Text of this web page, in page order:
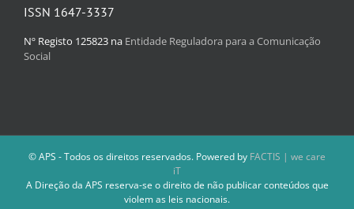
ISSN 1647-3337
Nº Registo 125823 na Entidade Reguladora para a Comunicação
Social
© APS - Todos os direitos reservados. Powered by FACTIS | we care
iT
A Direção da APS reserva-se o direito de não publicar conteúdos que
violem as leis nacionais.